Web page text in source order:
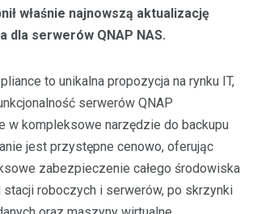
właśnie najnowszą aktualizację
dla serwerów QNAP NAS.
to unikalna propozycja na rynku IT,
serwerów QNAP
w kompleksowe narzędzie do backupu
jest przystępne cenowo, oferując
zabezpieczenie całego środowiska
roboczych i serwerów, po skrzynki